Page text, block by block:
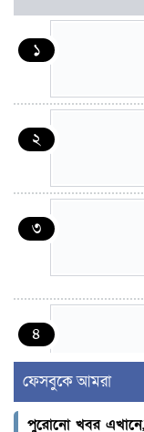
১
২
৩
৪
ফেসবুকে আমরা
পুরোনো খবর